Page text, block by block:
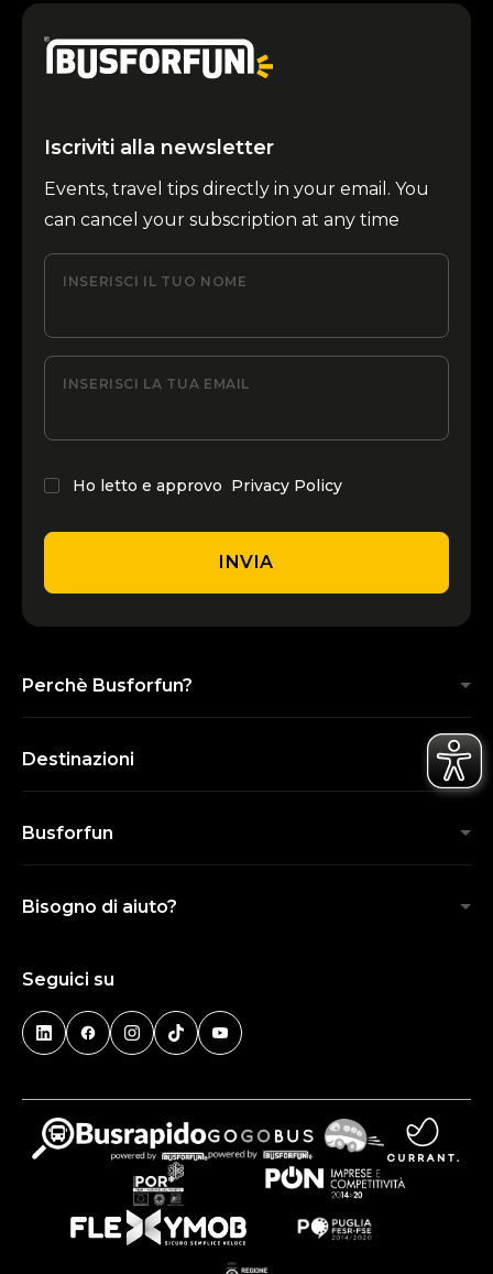
Iscriviti alla newsletter
Events, travel tips directly in your email. You
can cancel your subscription at any time
INSERISCI IL TUO NOME
INSERISCI LA TUA EMAIL
Ho letto e approvo Privacy Policy
INVIA
Perchè Busforfun?
Destinazioni
Busforfun
Bisogno di aiuto?
Seguici su